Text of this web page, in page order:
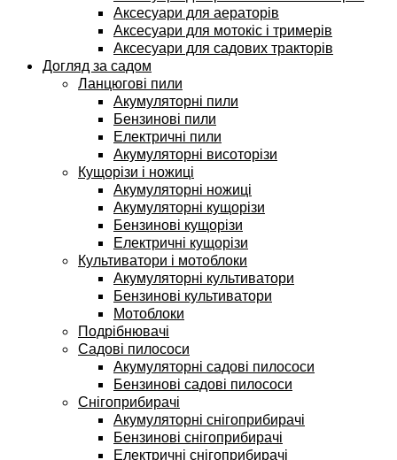
Аксесуари для аераторів
Аксесуари для мотокіс і тримерів
Аксесуари для садових тракторів
Догляд за садом
Ланцюгові пили
Акумуляторні пили
Бензинові пили
Електричні пили
Акумуляторні висоторізи
Кущорізи і ножиці
Акумуляторні ножиці
Акумуляторні кущорізи
Бензинові кущорізи
Електричні кущорізи
Культиватори і мотоблоки
Акумуляторні культиватори
Бензинові культиватори
Мотоблоки
Подрібнювачі
Садові пилососи
Акумуляторні садові пилососи
Бензинові садові пилососи
Снігоприбирачі
Акумуляторні снігоприбирачі
Бензинові снігоприбирачі
Електричні снігоприбирачі